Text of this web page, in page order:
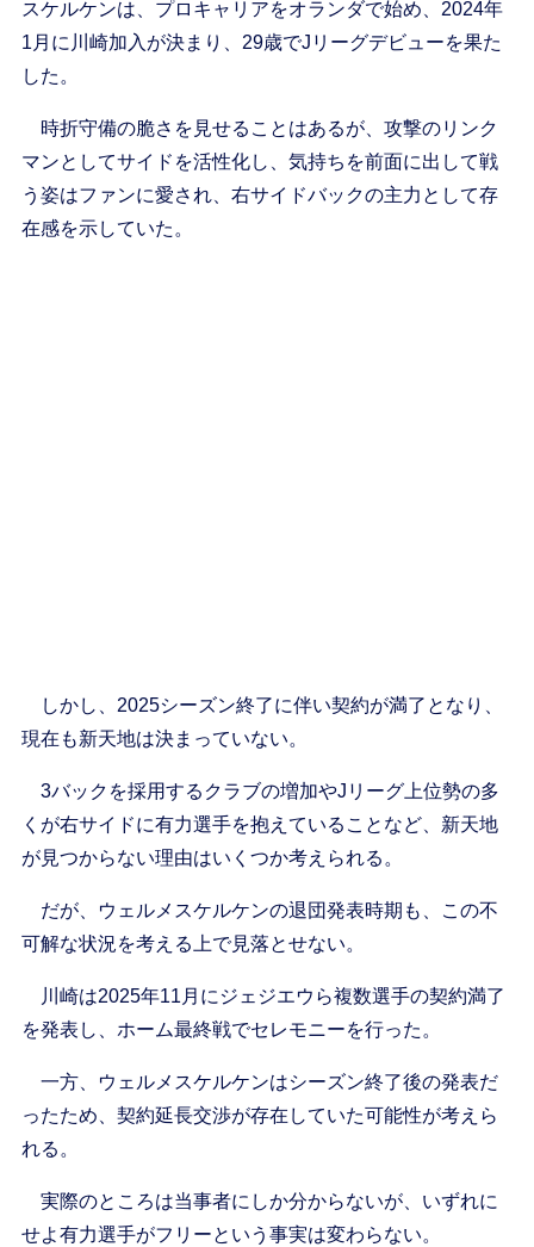
スケルケンは、プロキャリアをオランダで始め、2024年
1月に川崎加入が決まり、29歳でJリーグデビューを果た
した。
時折守備の脆さを見せることはあるが、攻撃のリンク
マンとしてサイドを活性化し、気持ちを前面に出して戦
う姿はファンに愛され、右サイドバックの主力として存
在感を示していた。
しかし、2025シーズン終了に伴い契約が満了となり、
現在も新天地は決まっていない。
3バックを採用するクラブの増加やJリーグ上位勢の多
くが右サイドに有力選手を抱えていることなど、新天地
が見つからない理由はいくつか考えられる。
だが、ウェルメスケルケンの退団発表時期も、この不
可解な状況を考える上で見落とせない。
川崎は2025年11月にジェジエウら複数選手の契約満了
を発表し、ホーム最終戦でセレモニーを行った。
一方、ウェルメスケルケンはシーズン終了後の発表だ
ったため、契約延長交渉が存在していた可能性が考えら
れる。
実際のところは当事者にしか分からないが、いずれに
せよ有力選手がフリーという事実は変わらない。